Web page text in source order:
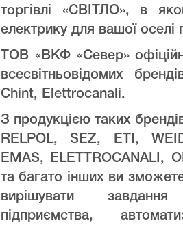
торгівлі «СВІТЛО», в
електрику для вашої оселі
ТОВ «ВКФ «Север»
всесвітньовідомих
Chint, Elettrocanali.
З продукцією таких
RELPOL, SEZ, ETI,
EMAS, ELETTROCANALI,
та багато інших ви
вирішувати
підприємства,